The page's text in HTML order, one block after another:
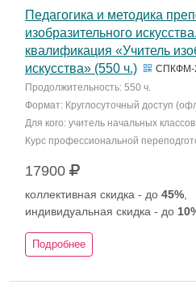
Педагогика и методика
изобразительного
квалификация «Учитель
искусства» (550 ч.)
СПКФМ-
Продолжительность: 550 ч.
Формат: Круглосуточный доступ
Для кого: учитель начальных
Курс профессиональной
17900
коллективная скидка - до 45%
индивидуальная скидка - до
Подробнее